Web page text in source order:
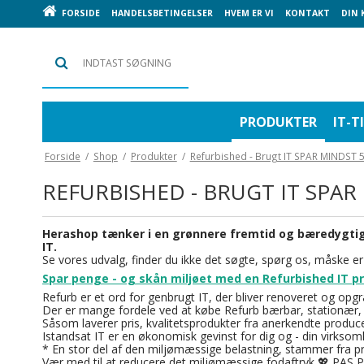
FORSIDE HANDELSBETINGELSER HVEM ER VI KONTAKT DIN
PRODUKTER
Diverse Produkter
POS ( POINT OF SALES)
Rengøring, hygiejne, værnemidler,
Diverse
Mobil, iPhone, GPS
PC
Bygselv -
Server
Bærbar &
Diverse
Stationær
Tablet &
IT-
Black Week - JULEGAVER
Diverse IT
skrivebord,
Strøm,
Acces Point
Forbrugsstoffer-og tilbehør
BROTHER - Blæk Toner Tromle Tilbehør
Brother Label, Kvittering, tape, tilbehør
Papir, Banner, Visitkort, Labels mm
OKI - Toner, Tromle, Tilbehør
Mus,
Virksomhed, Industri, Offentlig
Support 24/7 - SLIP FOR AT TÆNKE PÅ IT IT Service
Forside / Shop / Produkter / Refurbished - Brugt IT SPAR MINDST
REFURBISHED - BRUGT IT
Herashop tænker i en grønnere fremtid og
IT.
Se vores udvalg, finder du ikke det søgte, spørg os, måske
Spar penge - og skån miljøet med en Refurbished IT
Refurb er et ord for genbrugt IT, der bliver renoveret og
Der er mange fordele ved at købe Refurb bærbar,
Såsom laverer pris, kvalitetsprodukter fra anerkendte
Istandsat IT er en økonomisk gevinst for dig og - din
* En stor del af den miljømæssige belastning, stammer fra